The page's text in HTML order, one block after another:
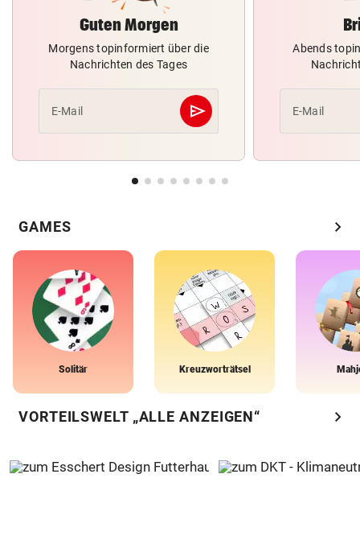
Guten Morgen
Morgens topinformiert über die
Nachrichten des Tages
E-Mail send
Abschicken
Abends
E-Mail
GAMES chevron_right
Solitär Kreuzworträtsel
VORTEILSWELT „ALLE ANZEIGEN“ chevron_right